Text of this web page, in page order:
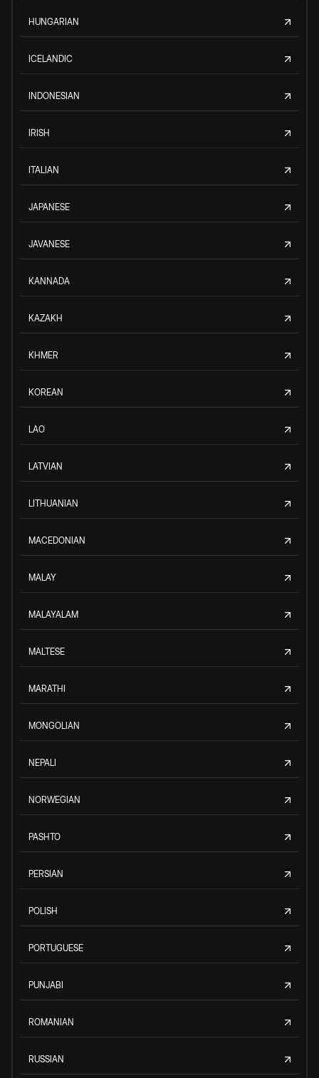
HUNGARIAN
ICELANDIC
INDONESIAN
IRISH
ITALIAN
JAPANESE
JAVANESE
KANNADA
KAZAKH
KHMER
KOREAN
LAO
LATVIAN
LITHUANIAN
MACEDONIAN
MALAY
MALAYALAM
MALTESE
MARATHI
MONGOLIAN
NEPALI
NORWEGIAN
PASHTO
PERSIAN
POLISH
PORTUGUESE
PUNJABI
ROMANIAN
RUSSIAN